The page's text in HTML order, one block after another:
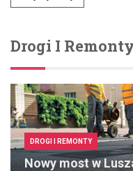
Drogi I
DROGI I REMONTY
Nowy most w